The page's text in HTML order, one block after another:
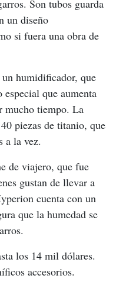
Son tubos guarda
un diseño
si fuera una obra de
humidificador, que
que aumenta
mucho tiempo. La
piezas de titanio, que
a la vez.
de viajero, que fue
gustan de llevar a
cuenta con un
que la humedad se
los 14 mil dólares.
accesorios.